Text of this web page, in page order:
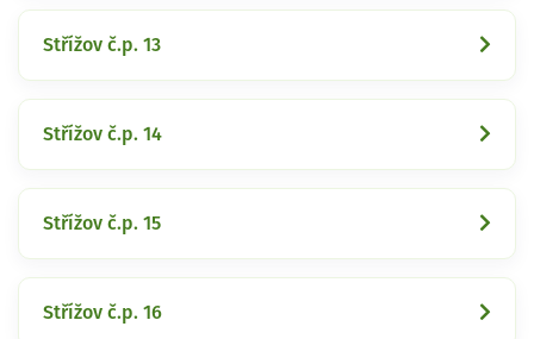
Střížov č.p. 13
Střížov č.p. 14
Střížov č.p. 15
Střížov č.p. 16